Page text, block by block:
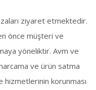
ziyaret etmektedir.
önce müşteri ve
yöneliktir. Avm ve
ve ürün satma
hizmetlerinin korunması